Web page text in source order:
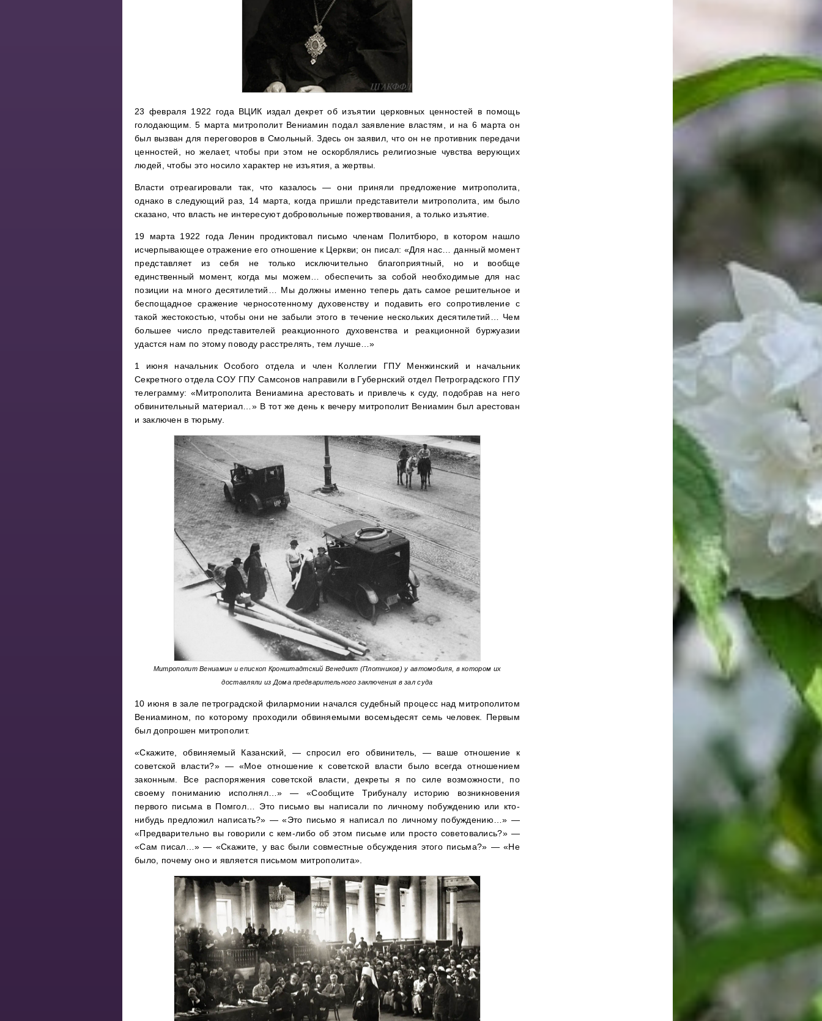
23 февраля 1922 года ВЦИК издал декрет об изъятии церковных ценностей в помощь
голодающим. 5 марта митрополит Вениамин подал заявление властям, и на 6 марта он
был вызван для переговоров в Смольный. Здесь он заявил, что он не противник передачи
ценностей, но желает, чтобы при этом не оскорблялись религиозные чувства верующих
людей, чтобы это носило характер не изъятия, а жертвы.
Власти отреагировали так, что казалось — они приняли предложение митрополита,
однако в следующий раз, 14 марта, когда пришли представители митрополита, им было
сказано, что власть не интересуют добровольные пожертвования, а только изъятие.
19 марта 1922 года Ленин продиктовал письмо членам Политбюро, в котором нашло
исчерпывающее отражение его отношение к Церкви; он писал: «Для нас… данный момент
представляет из себя не только исключительно благоприятный, но и вообще
единственный момент, когда мы можем… обеспечить за собой необходимые для нас
позиции на много десятилетий… Мы должны именно теперь дать самое решительное и
беспощадное сражение черносотенному духовенству и подавить его сопротивление с
такой жестокостью, чтобы они не забыли этого в течение нескольких десятилетий… Чем
большее число представителей реакционного духовенства и реакционной буржуазии
удастся нам по этому поводу расстрелять, тем лучше…»
1 июня начальник Особого отдела и член Коллегии ГПУ Менжинский и начальник
Секретного отдела СОУ ГПУ Самсонов направили в Губернский отдел Петроградского ГПУ
телеграмму: «Митрополита Вениамина арестовать и привлечь к суду, подобрав на него
обвинительный материал…» В тот же день к вечеру митрополит Вениамин был арестован
и заключен в тюрьму.
Митрополит Вениамин и епископ Кронштадтский Венедикт (Плотников) у автомобиля, в котором их
доставляли из Дома предварительного заключения в зал суда
10 июня в зале петроградской филармонии начался судебный процесс над митрополитом
Вениамином, по которому проходили обвиняемыми восемьдесят семь человек. Первым
был допрошен митрополит.
«Скажите, обвиняемый Казанский, — спросил его обвинитель, — ваше отношение к
советской власти?» — «Мое отношение к советской власти было всегда отношением
законным. Все распоряжения советской власти, декреты я по силе возможности, по
своему пониманию исполнял…» — «Сообщите Трибуналу историю возникновения
первого письма в Помгол… Это письмо вы написали по личному побуждению или кто-
нибудь предложил написать?» — «Это письмо я написал по личному побуждению…» —
«Предварительно вы говорили с кем-либо об этом письме или просто советовались?» —
«Сам писал…» — «Скажите, у вас были совместные обсуждения этого письма?» — «Не
было, почему оно и является письмом митрополита».